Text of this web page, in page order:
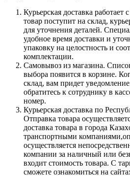
Курьерская доставка работает
товар поступит на склад,
для уточнения деталей.
удобное время доставки и
упаковку на целостность и
комплектации.
Самовывоз из магазина.
выбора появится в корзине.
склад, вам придет
обратитесь к сотруднику в
номер.
Курьерская доставка по
Отправка товара
доставка товара в города
транспортными
осуществляется
компании за наличный или
входит стоимость товара. С
сможете ознакомиться на